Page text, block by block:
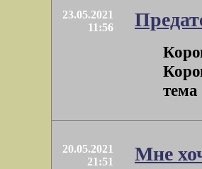
23.05.2021
11:56
тема
20.05.2021
21:51
Мне